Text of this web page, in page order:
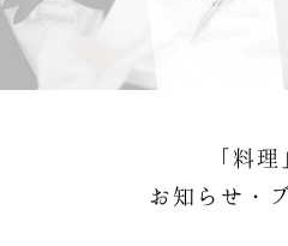
「料理
お知らせ・